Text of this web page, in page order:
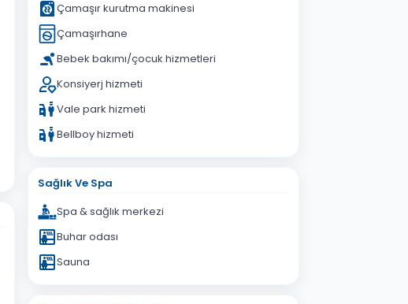
Çamaşır kurutma makinesi
Çamaşırhane
Bebek bakımı/çocuk hizmetleri
Konsiyerj hizmeti
Vale park hizmeti
Bellboy hizmeti
Sağlık Ve Spa
Spa & sağlık merkezi
Buhar odası
Sauna